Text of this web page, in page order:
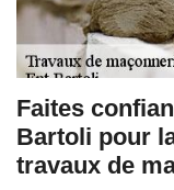
Faites
Bartoli pour
travaux de